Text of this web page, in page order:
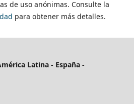
de uso anónimas. Consulte la
para obtener más detalles.
Latina - España -